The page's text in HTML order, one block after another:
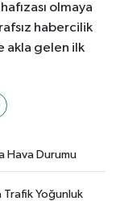
olmaya
habercilik
akla gelen ilk
Hava Durumu
Trafik Yoğunluk